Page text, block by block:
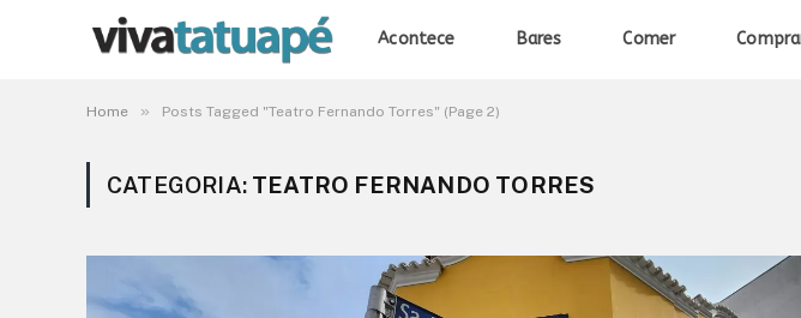
Acontece Bares Comer
Home » Posts Tagged "Teatro Fernando Torres" (Page 2)
CATEGORIA: TEATRO FERNANDO TORRES